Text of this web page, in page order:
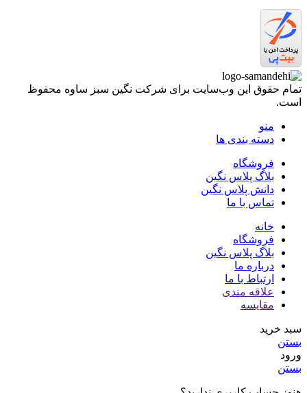
تمام حقوق اين وب‌سايت برای شرکت نگین سبز ساوه محفوظ
است.
منو
دسته بندی ها
فروشگاه
بلاگ پلاس نگین
دانش پلاس نگین
تماس با ما
خانه
فروشگاه
بلاگ پلاس نگین
درباره ما
ارتباط با ما
علاقه مندی
مقایسه
سبد خرید
بستن
ورود
بستن